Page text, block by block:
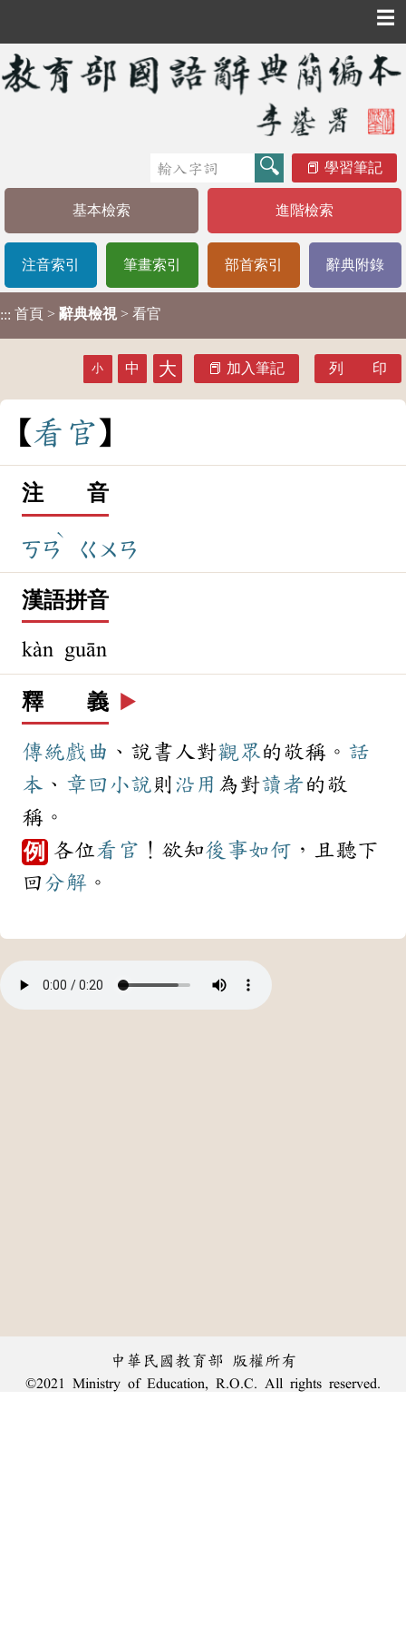
☰
學習筆記
基本檢索 進階檢索
注音索引 筆畫索引 部首索引 辭典附錄
::: 首頁 > 辭典檢視 > 看官
小 中 大 加入筆記 列 印
看 官
注 音
ㄎㄢ
ˋ
ㄍㄨㄢ
漢語拼音
kàn guān
釋 義 ▶️
傳統戲曲 、說書人對觀眾的敬稱。 話
本 、 章回小說則 沿用 為對讀者的敬
稱。
例 各位看官 ！欲知後事如何 ，且聽下
回 分解 。
中華民國教育部 版權所有
©2021 Ministry of Education, R.O.C. All rights reserved.